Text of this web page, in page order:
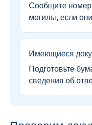
Сообщите номер
могилы, если
Имеющиеся
Подготовьте
сведения об